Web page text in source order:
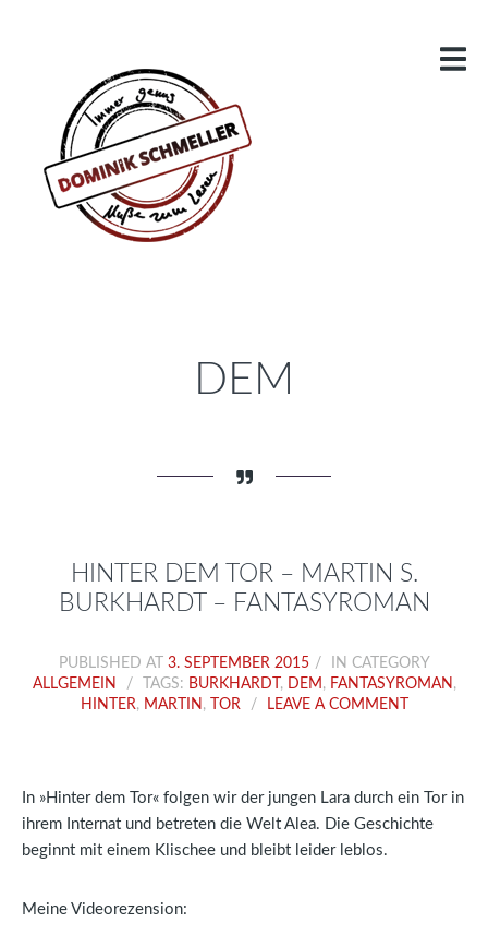
LAMANIA
KONZEPT
STAFFEL: BUNTE HELDEN
VIDEOS
MEINE BUCHBESPRECHUNGEN
DEM
HINTER DEM TOR – MARTIN S.
BURKHARDT – FANTASYROMAN
PUBLISHED AT 3. SEPTEMBER 2015
IN CATEGORY
ALLGEMEIN
TAGS: BURKHARDT , DEM , FANTASYROMAN ,
HINTER, MARTIN , TOR LEAVE A COMMENT
In »Hinter dem Tor« folgen wir der jungen Lara durch ein Tor in
ihrem Internat und betreten die Welt Alea. Die Geschichte
beginnt mit einem Klischee und bleibt leider leblos.
Meine Videorezension: